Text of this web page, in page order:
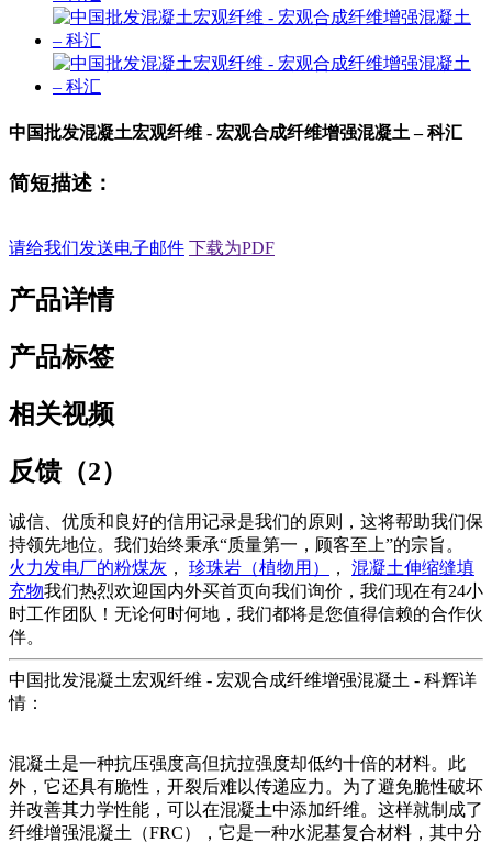
中国批发混凝土宏观纤维 - 宏观合成纤维增强混凝土 – 科汇
简短描述：
请给我们发送电子邮件 下载为PDF
产品详情
产品标签
相关视频
反馈（2）
诚信、优质和良好的信用记录是我们的原则，这将帮助我们保
持领先地位。我们始终秉承“质量第一，顾客至上”的宗旨。
火力发电厂的粉煤灰 ， 珍珠岩（植物用） ， 混凝土伸缩缝填
充物我们热烈欢迎国内外买首页向我们询价，我们现在有24小
时工作团队！无论何时何地，我们都将是您值得信赖的合作伙
伴。
中国批发混凝土宏观纤维 - 宏观合成纤维增强混凝土 - 科辉详
情：
混凝土是一种抗压强度高但抗拉强度却低约十倍的材料。此
外，它还具有脆性，开裂后难以传递应力。为了避免脆性破坏
并改善其力学性能，可以在混凝土中添加纤维。这样就制成了
纤维增强混凝土（FRC），它是一种水泥基复合材料，其中分